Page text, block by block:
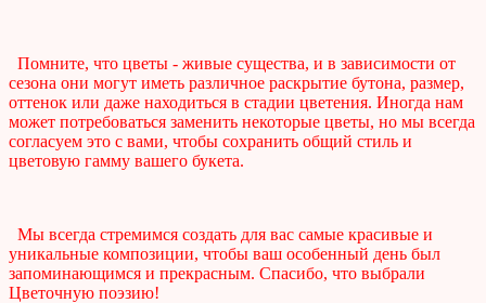
Помните, что цветы - живые существа, и в зависимости от
сезона они могут иметь различное раскрытие бутона, размер,
оттенок или даже находиться в стадии цветения. Иногда нам
может потребоваться заменить некоторые цветы, но мы всегда
согласуем это с вами, чтобы сохранить общий стиль и
цветовую гамму вашего букета.
Мы всегда стремимся создать для вас самые красивые и
уникальные композиции, чтобы ваш особенный день был
запоминающимся и прекрасным. Спасибо, что выбрали
Цветочную поэзию!